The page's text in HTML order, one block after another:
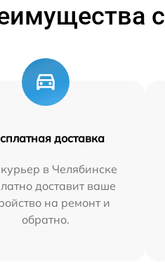
доставка
в Челябинске
доставит ваше
на ремонт и
обратно.